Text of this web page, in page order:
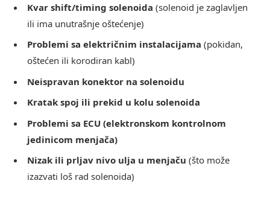
Kvar shift/timing solenoida (solenoid je zaglavljen
ili ima unutrašnje oštećenje)
Problemi sa električnim instalacijama (pokidan,
oštećen ili korodiran kabl)
Neispravan konektor na solenoidu
Kratak spoj ili prekid u kolu solenoida
Problemi sa ECU (elektronskom kontrolnom
jedinicom menjača)
Nizak ili prljav nivo ulja u menjaču (što može
izazvati loš rad solenoida)